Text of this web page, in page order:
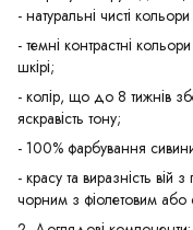
- натуральні чисті
- темні контрастні
шкірі;
- колір, що до 8 тижнів
яскравість тону;
- 100% фарбування
- красу та виразність
чорним з фіолетовим або